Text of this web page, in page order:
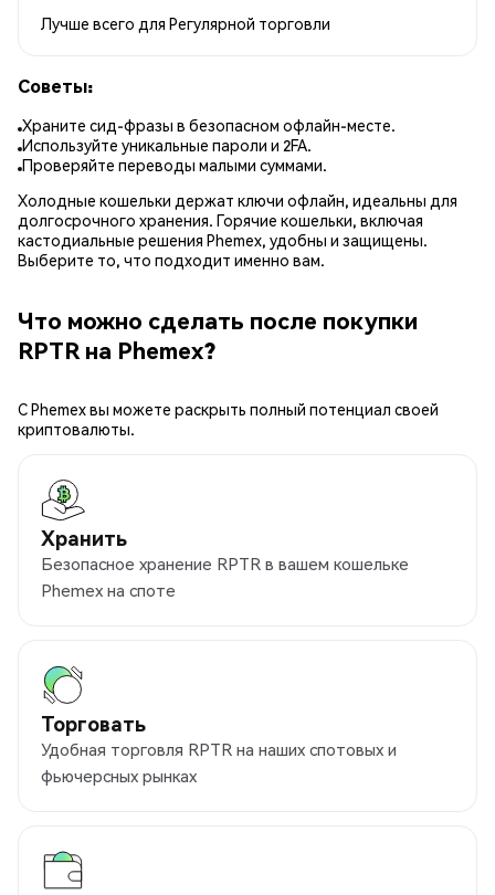
Лучше всего для Регулярной торговли
Советы:
Храните сид-фразы в безопасном офлайн-месте.
Используйте уникальные пароли и 2FA.
Проверяйте переводы малыми суммами.
Холодные кошельки держат ключи офлайн, идеальны для
долгосрочного хранения. Горячие кошельки, включая
кастодиальные решения Phemex, удобны и защищены.
Выберите то, что подходит именно вам.
Что можно сделать после покупки
RPTR на Phemex?
С Phemex вы можете раскрыть полный потенциал своей
криптовалюты.
Хранить
Безопасное хранение RPTR в вашем кошельке
Phemex на споте
Торговать
Удобная торговля RPTR на наших спотовых и
фьючерсных рынках